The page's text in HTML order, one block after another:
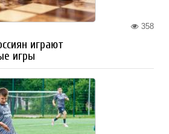
358
играют
игры